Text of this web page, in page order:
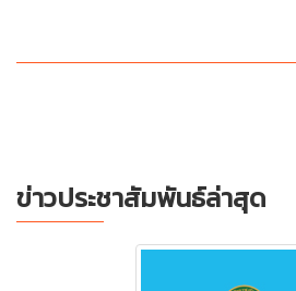
ข่าวประชาสัมพันธ์ล่าสุด